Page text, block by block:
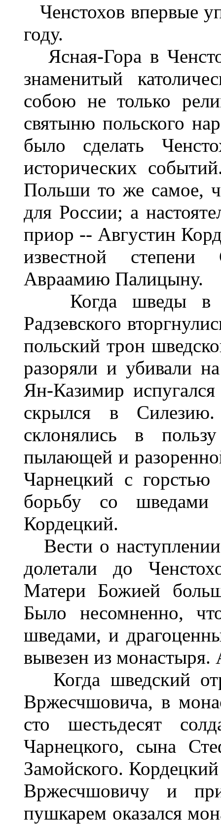
Ченстохов впервые
году.
Ясная-Гора в
знаменитый
собою не только
святыню польского
было сделать
исторических
Польши то же самое,
для России; а
приор -- Августин
известной
Авраамию Палицыну.
Когда шведы в
Радзевского
польский трон
разоряли и убивали
Ян-Казимир
скрылся в
склонялись в
пылающей и
Чарнецкий с горстью
борьбу со шведами
Кордецкий.
Вести о
долетали до
Матери Божией
Было несомненно,
шведами, и
вывезен из монастыря.
Когда шведский
Вржесчшовича, в
сто шестьдесят
Чарнецкого, сына
Замойского.
Вржесчшовичу и
пушкарем оказался